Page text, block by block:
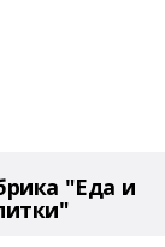
"Еда и